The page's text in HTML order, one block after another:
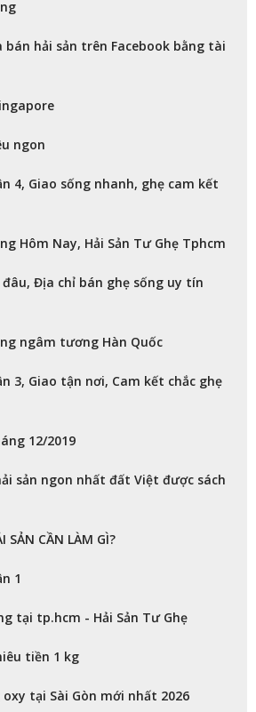
bán hải sản trên Facebook bằng tài
ngon
4, Giao sống nhanh, ghẹ cam kết
Hôm Nay, Hải Sản Tư Ghẹ Tphcm
đâu, Địa chỉ bán ghẹ sống uy tín
ngâm tương Hàn Quốc
3, Giao tận nơi, Cam kết chắc ghẹ
12/2019
sản ngon nhất đất Việt được sách
SẢN CẦN LÀM GÌ?
1
tại tp.hcm - Hải Sản Tư Ghẹ
tiền 1 kg
tại Sài Gòn mới nhất 2026